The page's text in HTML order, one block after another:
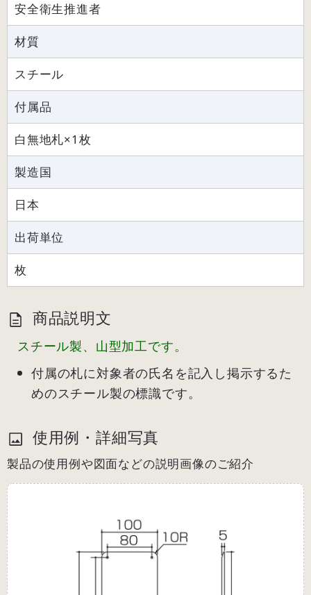
安全衛生推進者
材質
スチール
付属品
白無地札×1枚
製造国
日本
出荷単位
枚
商品説明文
スチール製、山型加工です。
付属の札に対象者の氏名を記入し掲示するた
めのスチール製の標識です。
使用例・詳細写真
製品の使用例や図面などの説明画像のご紹介